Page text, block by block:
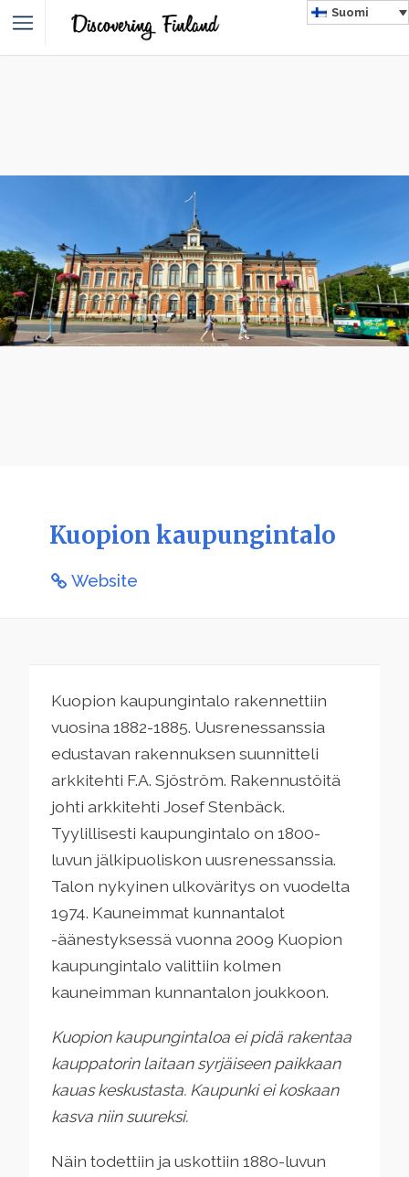
Suomi
Kuopion kaupungintalo
Website
Kuopion kaupungintalo rakennettiin
vuosina 1882-1885. Uusrenessanssia
edustavan rakennuksen suunnitteli
arkkitehti F.A. Sjöström. Rakennustöitä
johti arkkitehti Josef Stenbäck.
Tyylillisesti kaupungintalo on 1800-
luvun jälkipuoliskon uusrenessanssia.
Talon nykyinen ulkoväritys on vuodelta
1974. Kauneimmat kunnantalot
-äänestyksessä vuonna 2009 Kuopion
kaupungintalo valittiin kolmen
kauneimman kunnantalon joukkoon.
Kuopion kaupungintaloa ei pidä rakentaa
kauppatorin laitaan syrjäiseen paikkaan
kauaskeskustasta. Kaupunki ei koskaan
kasva niin suureksi.
Näin todettiin ja uskottiin 1880-luvun